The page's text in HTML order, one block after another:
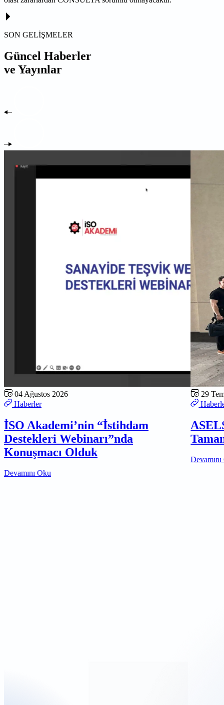
SON GELİŞMELER
Güncel Haberler
ve Yayınlar
04 Ağustos 2026
Haberler
İSO Akademi’nin “İstihdam
Destekleri Webinarı”nda
Konuşmacı Olduk
Devamını Oku
29